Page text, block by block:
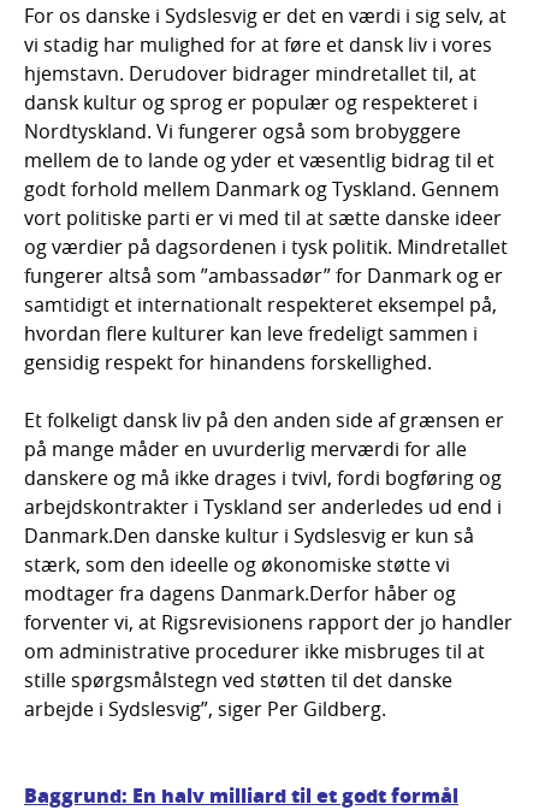
For os danske i Sydslesvig er det en værdi i sig selv, at
vi stadig har mulighed for at føre et dansk liv i vores
hjemstavn. Derudover bidrager mindretallet til, at
dansk kultur og sprog er populær og respekteret i
Nordtyskland. Vi fungerer også som brobyggere
mellem de to lande og yder et væsentlig bidrag til et
godt forhold mellem Danmark og Tyskland. Gennem
vort politiske parti er vi med til at sætte danske ideer
og værdier på dagsordenen i tysk politik. Mindretallet
fungerer altså som ”ambassadør” for Danmark og er
samtidigt et internationalt respekteret eksempel på,
hvordan flere kulturer kan leve fredeligt sammen i
gensidig respekt for hinandens forskellighed.
Et folkeligt dansk liv på den anden side af grænsen er
på mange måder en uvurderlig merværdi for alle
danskere og må ikke drages i tvivl, fordi bogføring og
arbejdskontrakter i Tyskland ser anderledes ud end i
Danmark.Den danske kultur i Sydslesvig er kun så
stærk, som den ideelle og økonomiske støtte vi
modtager fra dagens Danmark.Derfor håber og
forventer vi, at Rigsrevisionens rapport der jo handler
om administrative procedurer ikke misbruges til at
stille spørgsmålstegn ved støtten til det danske
arbejde i Sydslesvig”, siger Per Gildberg.
Baggrund: En halv milliard til et godt formål